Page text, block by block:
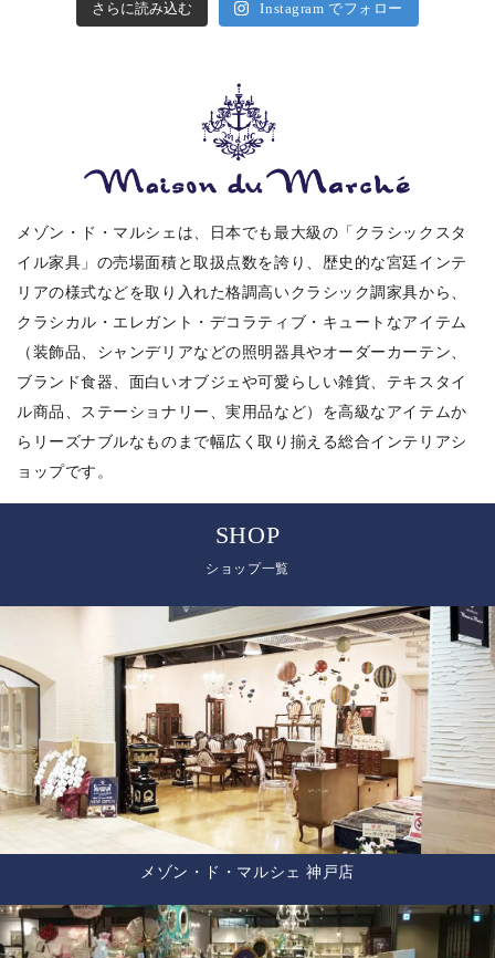
さらに読み込む Instagram でフォロー
メゾン・ド・マルシェは、日本でも最大級の「クラシックスタ
イル家具」の売場面積と取扱点数を誇り、歴史的な宮廷インテ
リアの様式などを取り入れた格調高いクラシック調家具から、
クラシカル・エレガント・デコラティブ・キュートなアイテム
（装飾品、シャンデリアなどの照明器具やオーダーカーテン、
ブランド食器、面白いオブジェや可愛らしい雑貨、テキスタイ
ル商品、ステーショナリー、実用品など）を高級なアイテムか
らリーズナブルなものまで幅広く取り揃える総合インテリアシ
ョップです。
SHOP
ショップ一覧
メゾン・ド・マルシェ 神戸店